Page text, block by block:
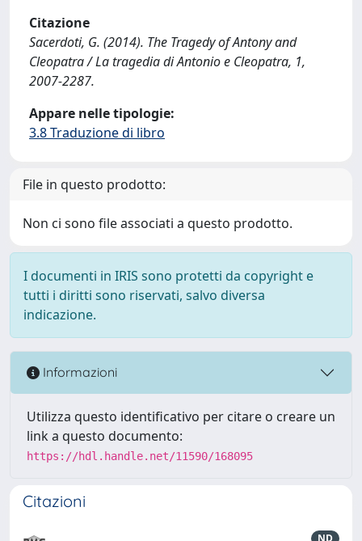
Citazione
Sacerdoti, G. (2014). The Tragedy of Antony and
Cleopatra / La tragedia di Antonio e Cleopatra, 1,
2007-2287.
Appare nelle tipologie:
3.8 Traduzione di libro
File in questo prodotto:
Non ci sono file associati a questo prodotto.
I documenti in IRIS sono protetti da copyright e
tutti i diritti sono riservati, salvo diversa
indicazione.
Informazioni
Utilizza questo identificativo per citare o creare un
link a questo documento:
https://hdl.handle.net/11590/168095
Citazioni